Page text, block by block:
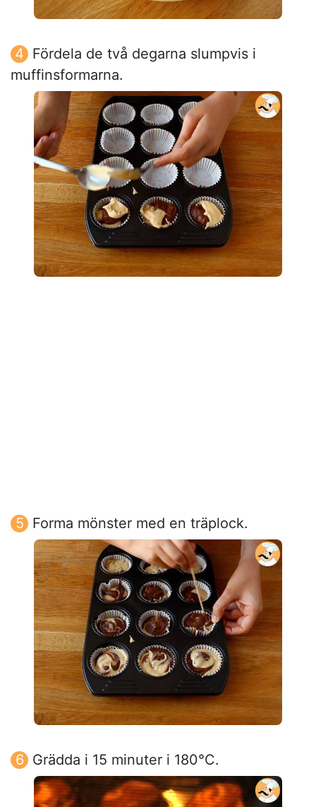
Fördela de två degarna slumpvis i
muffinsformarna.
Forma mönster med en träplock.
Grädda i 15 minuter i 180°C.